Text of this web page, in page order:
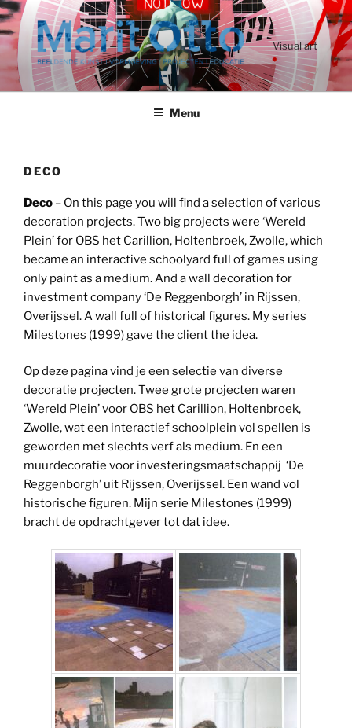
Ga
naar
de
inhoud
Visual art
Menu
DECO
Deco – On this page you will find a selection of various
decoration projects. Two big projects were ‘Wereld
Plein’ for OBS het Carillion, Holtenbroek, Zwolle, which
became an interactive schoolyard full of games using
only paint as a medium. And a wall decoration for
investment company ‘De Reggenborgh’ in Rijssen,
Overijssel. A wall full of historical figures. My series
Milestones (1999) gave the client the idea.
Op deze pagina vind je een selectie van diverse
decoratie projecten. Twee grote projecten waren
‘Wereld Plein’ voor OBS het Carillion, Holtenbroek,
Zwolle, wat een interactief schoolplein vol spellen is
geworden met slechts verf als medium. En een
muurdecoratie voor investeringsmaatschappij ‘De
Reggenborgh’ uit Rijssen, Overijssel. Een wand vol
historische figuren. Mijn serie Milestones (1999)
bracht de opdrachtgever tot dat idee.